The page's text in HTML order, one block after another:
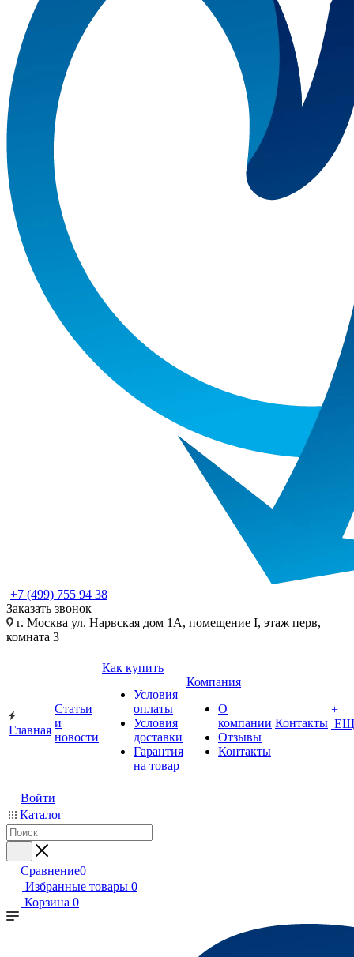
+7 (499) 755 94 38
Заказать звонок
г. Москва ул. Нарвская дом 1А, помещение I, этаж перв,
комната 3
Главная
Статьи
и
новости
Как купить
Условия
оплаты
Условия
доставки
Гарантия
на товар
Компания
О
компании
Отзывы
Контакты
Контакты
+
Войти
Каталог
Сравнение0
Избранные товары 0
Корзина 0